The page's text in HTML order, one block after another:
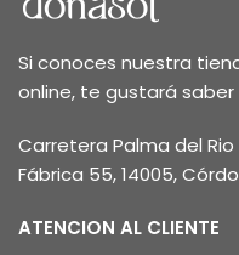
Si conoces nuestra
online, te gustará
Carretera Palma del Rio
Fábrica 55, 14005,
ATENCION AL CLIENTE